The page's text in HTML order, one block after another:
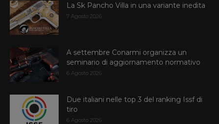
La Sk Pancho Villa in una variante inedita
7 Agosto 2026
A settembre Conarmi organizza un
seminario di aggiornamento normativo
6 Agosto 2026
Due italiani nelle top 3 del ranking Issf di
tiro
6 Agosto 2026